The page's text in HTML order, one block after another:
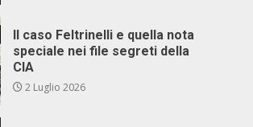
Il caso Feltrinelli e quella nota
speciale nei file segreti della
CIA
2 Luglio 2026